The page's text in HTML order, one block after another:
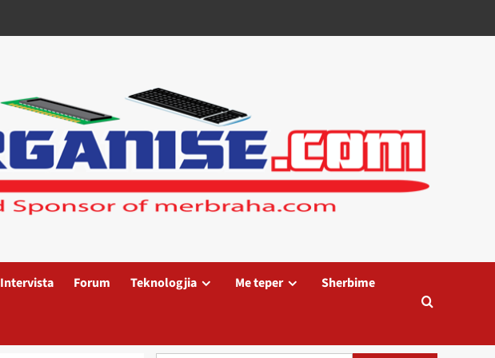
Intervista Forum Teknologjia Me teper Sherbime